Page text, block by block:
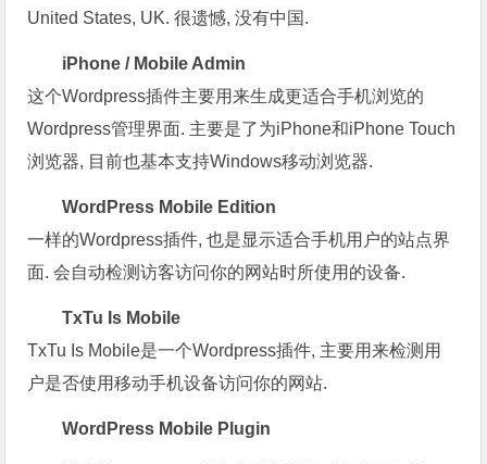
United States, UK. 很遗憾, 没有中国.
iPhone / Mobile Admin
这个Wordpress插件主要用来生成更适合手机浏览的
Wordpress管理界面. 主要是了为iPhone和iPhone Touch
浏览器, 目前也基本支持Windows移动浏览器.
WordPress Mobile Edition
一样的Wordpress插件, 也是显示适合手机用户的站点界
面. 会自动检测访客访问你的网站时所使用的设备.
TxTu Is Mobile
TxTu Is Mobile是一个Wordpress插件, 主要用来检测用
户是否使用移动手机设备访问你的网站.
WordPress Mobile Plugin